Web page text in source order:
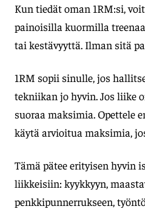
Kun tiedät oman 1RM:si,
painoisilla kuormilla
tai kestävyyttä. Ilman sitä
1RM sopii sinulle, jos
tekniikan jo hyvin. Jos liike
suoraa maksimia. Opettele
käytä arvioitua maksimia,
Tämä pätee erityisen hyvin
liikkeisiin: kyykkyyn,
penkkipunnerrukseen,